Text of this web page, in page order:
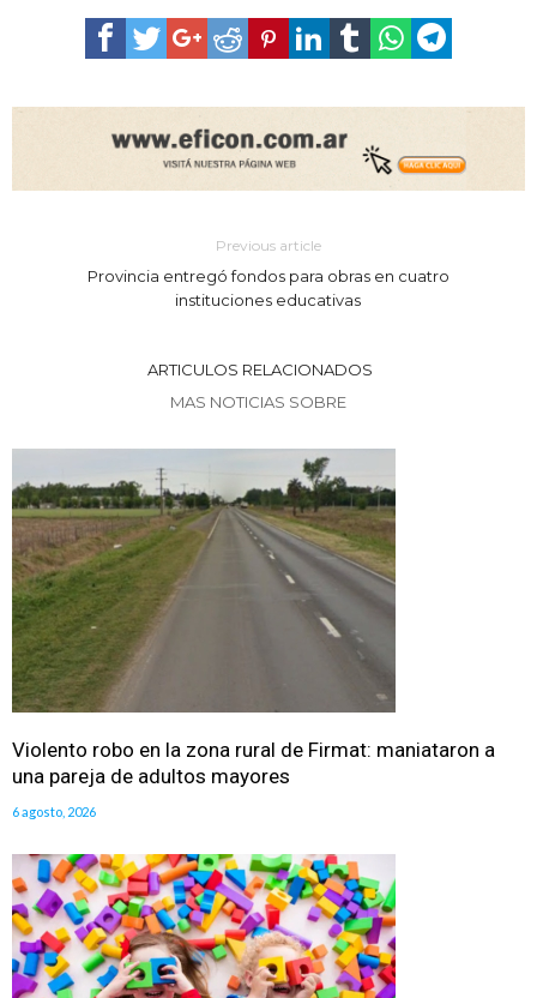
Previous article
Provincia entregó fondos para obras en cuatro
instituciones educativas
ARTICULOS RELACIONADOS
MAS NOTICIAS SOBRE
Violento robo en la zona rural de Firmat: maniataron a
una pareja de adultos mayores
6 agosto, 2026